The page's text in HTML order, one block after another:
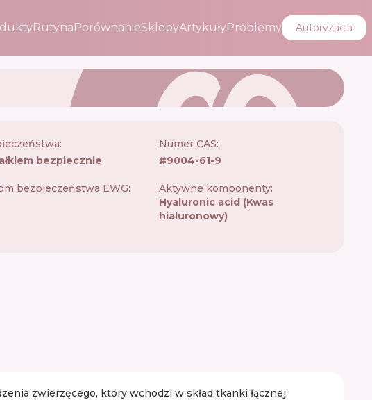
RutynaPorównanieSklepyArtykułyProblemy Autoryzacja
:
bezpiecznie
Numer CAS:
#9004-61-9
bezpieczeństwa EWG:
Aktywne komponenty:
Hyaluronic acid (Kwas
hialuronowy)
zwierzęcego, który wchodzi w skład tkanki łącznej,